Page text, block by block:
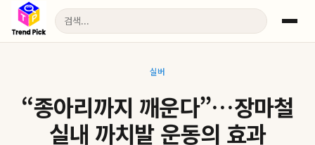
실버
“종아리까지 깨운다”…장마철
실내 까치발 운동의 효과